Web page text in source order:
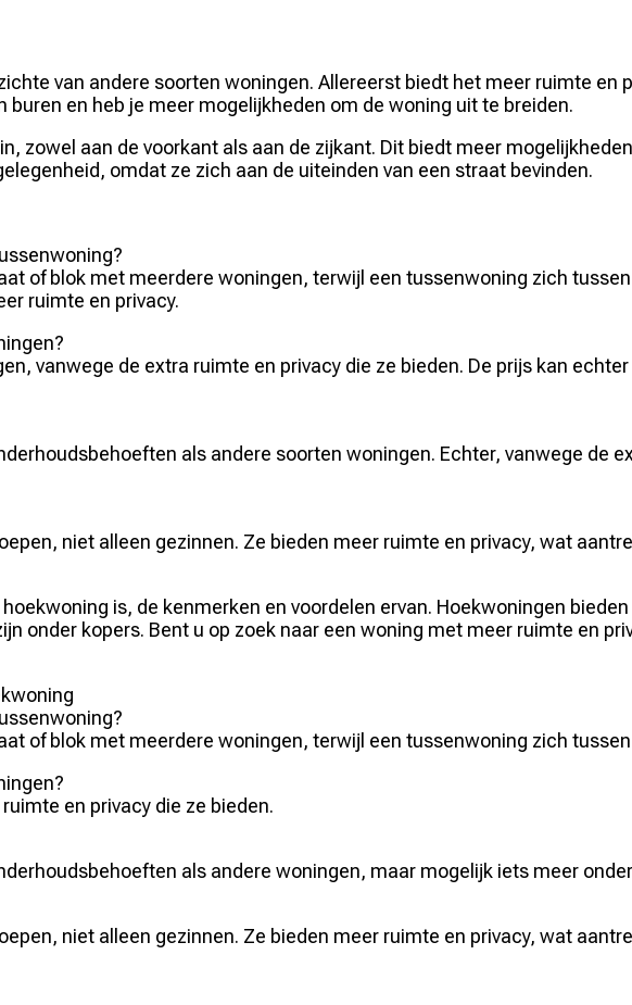
van andere soorten woningen. Allereerst biedt het meer ruimte en
en heb je meer mogelijkheden om de woning uit te breiden.
zowel aan de voorkant als aan de zijkant. Dit biedt meer
omdat ze zich aan de uiteinden van een straat bevinden.
of blok met meerdere woningen, terwijl een tussenwoning zich
ruimte en privacy.
vanwege de extra ruimte en privacy die ze bieden. De prijs kan
als andere soorten woningen. Echter, vanwege de
niet alleen gezinnen. Ze bieden meer ruimte en privacy, wat
is, de kenmerken en voordelen ervan. Hoekwoningen
onder kopers. Bent u op zoek naar een woning met meer ruimte en
of blok met meerdere woningen, terwijl een tussenwoning zich
en privacy die ze bieden.
als andere woningen, maar mogelijk iets meer
niet alleen gezinnen. Ze bieden meer ruimte en privacy, wat